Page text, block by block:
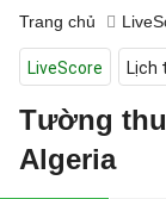
Trang chủ
LiveScore Lịch
Tường
Algeria